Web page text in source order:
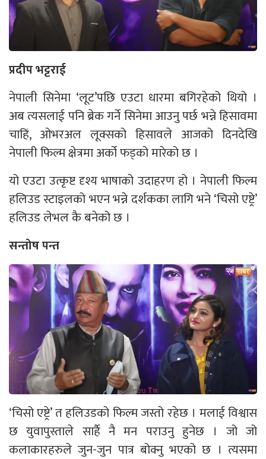
प्रदीप भट्टराई
नेपाली सिनेमा ‘लूट’पछि एउटा धारमा बगिरहेको थियो ।
अब त्यसलाई पनि ब्रेक गर्ने सिनेमा आउनु पर्छ भन्ने हिसावमा
चाहिं, ओभरअल लूक्सको हिसावले आजको दिनदेखि
नेपाली फिल्म क्षेत्रमा अर्को फड्को मारेको छ ।
यो एउटा उत्कृष्ट दृश्य भाषाको उदाहरण हो । नेपाली फिल्म
हलिउड स्टाइलको भएन भन्ने दर्शकका लागि भने ‘चिसो एष्ट्रे’
हलिउड लेभल कै बनेको छ ।
सन्तोष पन्त
‘चिसो एष्ट्रे’ त हलिउडको फिल्म जस्तो रहेछ । मलाई विश्वास
छ युवापुस्ताले सार्है नै मन पराउनु हुनेछ । जो जो
कलाकारहरुले जुन-जुन पात्र बोक्नु भएको छ । त्यसमा